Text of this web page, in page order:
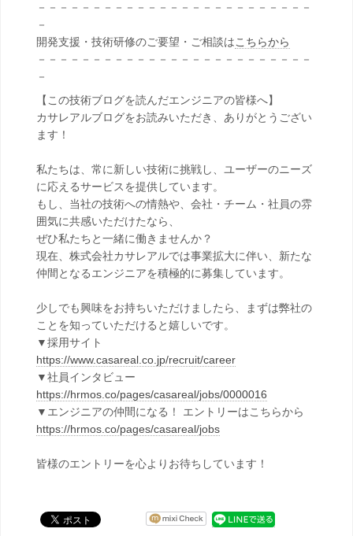
－－－－－－－－－－－－－－－－－－－－－－－－－
－
開発支援・技術研修のご要望・ご相談はこちらから
－－－－－－－－－－－－－－－－－－－－－－－－－
－
【この技術ブログを読んだエンジニアの皆様へ】
カサレアルブログをお読みいただき、ありがとうござい
ます！
私たちは、常に新しい技術に挑戦し、ユーザーのニーズ
に応えるサービスを提供しています。
もし、当社の技術への情熱や、会社・チーム・社員の雰
囲気に共感いただけたなら、
ぜひ私たちと一緒に働きませんか？
現在、株式会社カサレアルでは事業拡大に伴い、新たな
仲間となるエンジニアを積極的に募集しています。
少しでも興味をお持ちいただけましたら、まずは弊社の
ことを知っていただけると嬉しいです。
▼採用サイト
https://www.casareal.co.jp/recruit/career
▼社員インタビュー
https://hrmos.co/pages/casareal/jobs/0000016
▼エンジニアの仲間になる！ エントリーはこちらから
https://hrmos.co/pages/casareal/jobs
皆様のエントリーを心よりお待ちしています！